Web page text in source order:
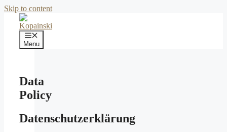
Skip to content
Menu
Data
Policy
Datenschutzerklärung